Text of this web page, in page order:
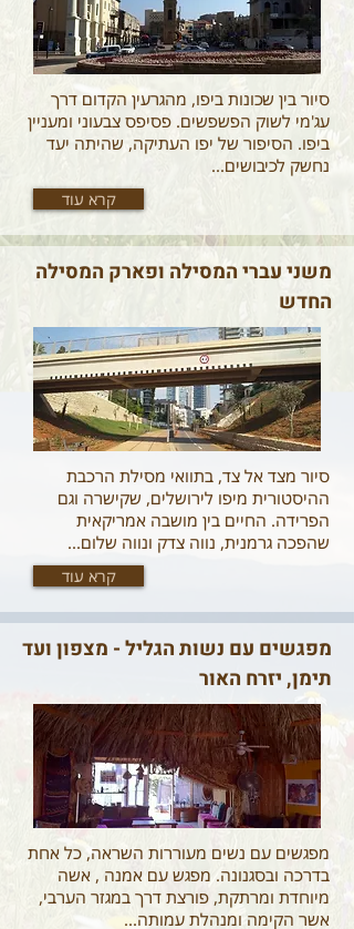
סיור בין שכונות ביפו, מהגרעין הקדום דרך
עג'מי לשוק הפשפשים. פסיפס צבעוני ומעניין
ביפו. הסיפור של יפו העתיקה, שהיתה יעד
נחשק לכיבושים...
קרא עוד
משני עברי המסילה ופארק המסילה
החדש
סיור מצד אל צד, בתוואי מסילת הרכבת
ההיסטורית מיפו לירושלים, שקישרה וגם
הפרידה. החיים בין מושבה אמריקאית
שהפכה גרמנית, נווה צדק ונווה שלום...
קרא עוד
מפגשים עם נשות הגליל - מצפון ועד
תימן, יזרח האור
מפגשים עם נשים מעוררות השראה, כל אחת
בדרכה ובסגנונה. מפגש עם אמנה , אשה
מיוחדת ומרתקת, פורצת דרך במגזר הערבי,
אשר הקימה ומנהלת עמותה...